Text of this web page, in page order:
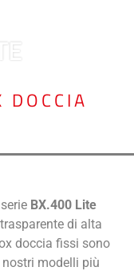
DOCCIA
BX.400 Lite
di alta
doccia fissi sono
nostri modelli più